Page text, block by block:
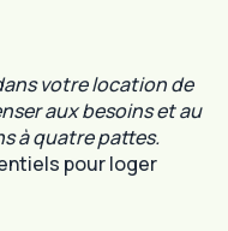
votre location de
aux besoins et au
à quatre pattes.
pour loger